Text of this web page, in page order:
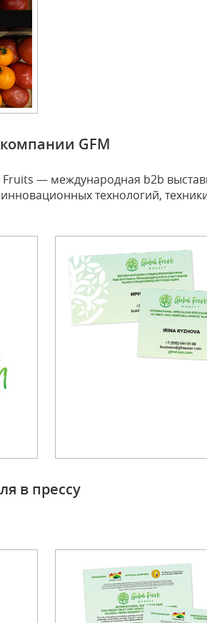
GFM
Fruits — международная b2b
технологий,
в прессу